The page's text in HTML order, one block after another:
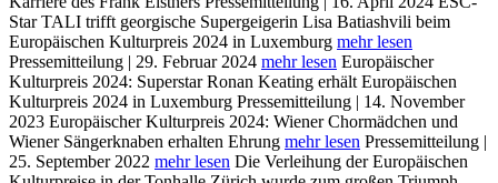
Star TALI trifft georgische Supergeigerin Lisa Batiashvili beim
Europäischen Kulturpreis 2024 in Luxemburg mehr lesen
Pressemitteilung | 29. Februar 2024 mehr lesen Europäischer
Kulturpreis 2024: Superstar Ronan Keating erhält Europäischen
Kulturpreis 2024 in Luxemburg Pressemitteilung | 14. November
2023 Europäischer Kulturpreis 2024: Wiener Chormädchen und
Wiener Sängerknaben erhalten Ehrung mehr lesen Pressemitteilung |
25. September 2022 mehr lesen Die Verleihung der Europäischen